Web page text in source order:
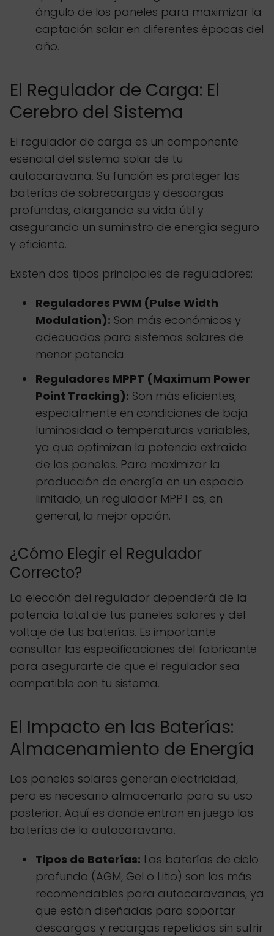
ángulo de los paneles para maximizar la
captación solar en diferentes épocas del
año.
El Regulador de Carga: El
Cerebro del Sistema
El regulador de carga es un componente
esencial del sistema solar de tu
autocaravana. Su función es proteger las
baterías de sobrecargas y descargas
profundas, alargando su vida útil y
asegurando un suministro de energía seguro
y eficiente.
Existen dos tipos principales de reguladores:
Reguladores PWM (Pulse Width
Modulation): Son más económicos y
adecuados para sistemas solares de
menor potencia.
Reguladores MPPT (Maximum Power
Point Tracking): Son más eficientes,
especialmente en condiciones de baja
luminosidad o temperaturas variables,
ya que optimizan la potencia extraída
de los paneles. Para maximizar la
producción de energía en un espacio
limitado, un regulador MPPT es, en
general, la mejor opción.
¿Cómo Elegir el Regulador
Correcto?
La elección del regulador dependerá de la
potencia total de tus paneles solares y del
voltaje de tus baterías. Es importante
consultar las especificaciones del fabricante
para asegurarte de que el regulador sea
compatible con tu sistema.
El Impacto en las Baterías:
Almacenamiento de Energía
Los paneles solares generan electricidad,
pero es necesario almacenarla para su uso
posterior. Aquí es donde entran en juego las
baterías de la autocaravana.
Tipos de Baterías: Las baterías de ciclo
profundo (AGM, Gel o Litio) son las más
recomendables para autocaravanas, ya
que están diseñadas para soportar
descargas y recargas repetidas sin sufrir